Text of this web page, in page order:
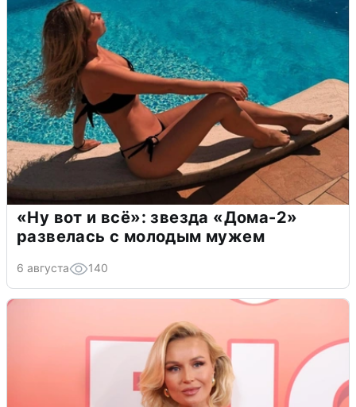
«Ну вот и всё»: звезда «Дома-2»
развелась с молодым мужем
6 августа 140